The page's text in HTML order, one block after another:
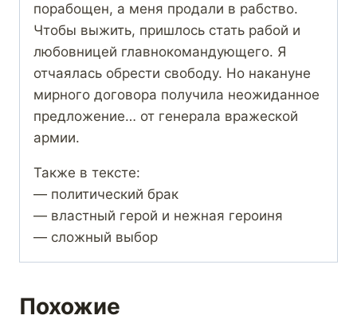
порабощен, а меня продали в рабство.
Чтобы выжить, пришлось стать рабой и
любовницей главнокомандующего. Я
отчаялась обрести свободу. Но накануне
мирного договора получила неожиданное
предложение… от генерала вражеской
армии.
Также в тексте:
— политический брак
— властный герой и нежная героиня
— сложный выбор
Похожие